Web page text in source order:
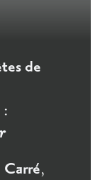
de
:
,